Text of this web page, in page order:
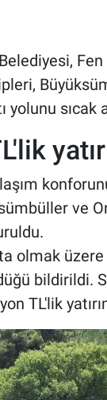
Fen
yolunu sıcak
ve
olmak
bildirildi.
TL'lik